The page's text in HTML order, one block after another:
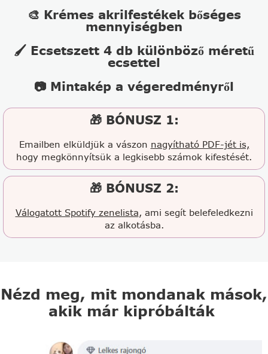
🎨 Krémes akrilfestékek bőséges
mennyiségben
🖌️ Ecsetszett 4 db különböző méretű
ecsettel
📷 Mintakép a végeredményről
🎁 BÓNUSZ 1:
Emailben elküldjük a vászon nagyítható PDF-jét is,
hogy megkönnyítsük a legkisebb számok kifestését.
🎁 BÓNUSZ 2:
Válogatott Spotify zenelista, ami segít belefeledkezni
az alkotásba.
Nézd meg, mit mondanak mások,
akik már kipróbálták